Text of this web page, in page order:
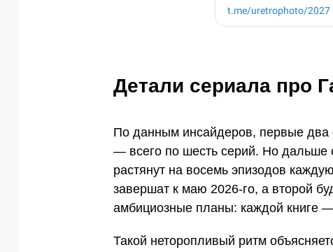
Детали сериала про
По данным инсайдеров, первые два
— всего по шесть серий. Но дальше
растянут на восемь эпизодов
завершат к маю 2026-го, а второй
амбициозные планы: каждой книге
Такой неторопливый ритм